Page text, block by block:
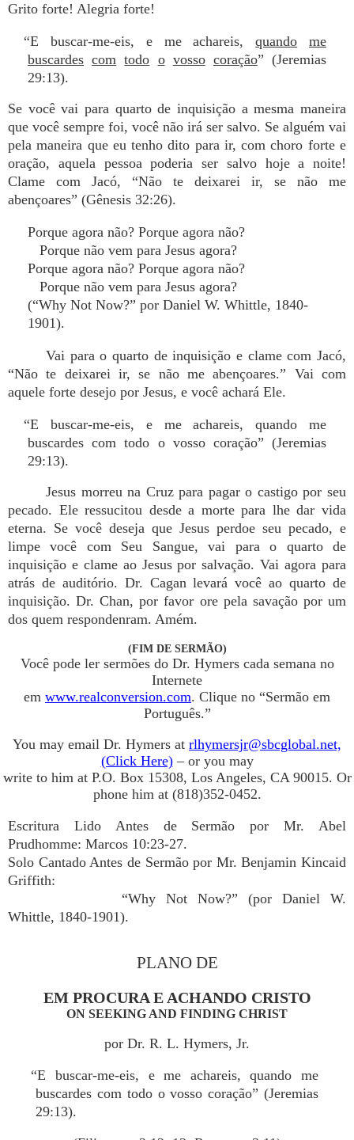
Grito forte! Alegria forte!
“E buscar-me-eis, e me achareis,quando
me
buscardes com todo o vosso coração” (Jeremias
29:13).
Se você vai para quarto de inquisição a mesma maneira
que você sempre foi, você não irá ser salvo. Se alguém vai
pela maneira que eu tenho dito para ir, com choro forte e
oração, aquela pessoa poderia ser salvo hoje a noite!
Clame com Jacó, “Não te deixarei ir, se não me
abençoares” (Gênesis 32:26).
Porque agora não? Porque agora não?
Porque não vem para Jesus agora?
Porque agora não? Porque agora não?
Porque não vem para Jesus agora?
(“Why Not Now?” por Daniel W. Whittle, 1840-
1901).
Vai para o quarto de inquisição e clame com Jacó,
“Não te deixarei ir, se não me abençoares.” Vai com
aquele forte desejo por Jesus, e você achará Ele.
“E buscar-me-eis, e me achareis, quando me
buscardes com todo o vosso coração” (Jeremias
29:13).
Jesus morreu na Cruz para pagar o castigo por seu
pecado. Ele ressucitou desde a morte para lhe dar vida
eterna. Se você deseja que Jesus perdoe seu pecado, e
limpe você com Seu Sangue, vai para o quarto de
inquisição e clame ao Jesus por salvação. Vai agora para
atrás de auditório. Dr. Cagan levará você ao quarto de
inquisição. Dr. Chan, por favor ore pela savação por um
dos quem respondenram. Amém.
(FIM DE SERMÃO)
Você pode ler sermões do Dr. Hymers cada semana no
Internete
em www.realconversion.com. Clique no “Sermão em
Português.”
You may email Dr. Hymers at rlhymersjr@sbcglobal.net,
(Click Here)– or you may
write to him at P.O. Box 15308, Los Angeles, CA 90015. Or
phone him at (818)352-0452.
Escritura Lido Antes de Sermão por Mr. Abel
Prudhomme: Marcos 10:23-27.
Solo Cantado Antes de Sermão por Mr. Benjamin Kincaid
Griffith:
“Why Not Now?” (por Daniel W.
Whittle, 1840-1901).
PLANO DE
EM PROCURA E ACHANDO CRISTO
ON SEEKING AND FINDING CHRIST
por Dr. R. L. Hymers, Jr.
“E buscar-me-eis, e me achareis, quando me
buscardes com todo o vosso coração” (Jeremias
29:13).